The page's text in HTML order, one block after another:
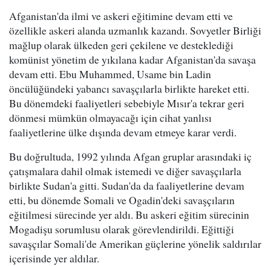
Afganistan'da ilmi ve askeri eğitimine devam etti ve
özellikle askeri alanda uzmanlık kazandı. Sovyetler Birliği
mağlup olarak ülkeden geri çekilene ve desteklediği
komünist yönetim de yıkılana kadar Afganistan'da savaşa
devam etti. Ebu Muhammed, Usame bin Ladin
öncülüğündeki yabancı savaşçılarla birlikte hareket etti.
Bu dönemdeki faaliyetleri sebebiyle Mısır'a tekrar geri
dönmesi mümkün olmayacağı için cihat yanlısı
faaliyetlerine ülke dışında devam etmeye karar verdi.
Bu doğrultuda, 1992 yılında Afgan gruplar arasındaki iç
çatışmalara dahil olmak istemedi ve diğer savaşçılarla
birlikte Sudan'a gitti. Sudan'da da faaliyetlerine devam
etti, bu dönemde Somali ve Ogadin'deki savaşçıların
eğitilmesi sürecinde yer aldı. Bu askeri eğitim sürecinin
Mogadişu sorumlusu olarak görevlendirildi. Eğittiği
savaşçılar Somali'de Amerikan güçlerine yönelik saldırılar
içerisinde yer aldılar.